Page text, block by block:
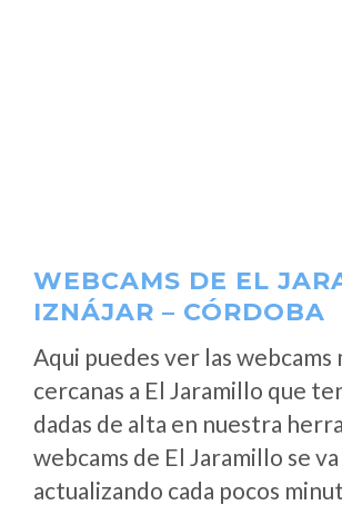
WEBCAMS DE EL
IZNÁJAR – CÓRDOBA
Aqui puedes ver las webcams
cercanas a El Jaramillo que
dadas de alta en nuestra
webcams de El Jaramillo se va
actualizando cada pocos